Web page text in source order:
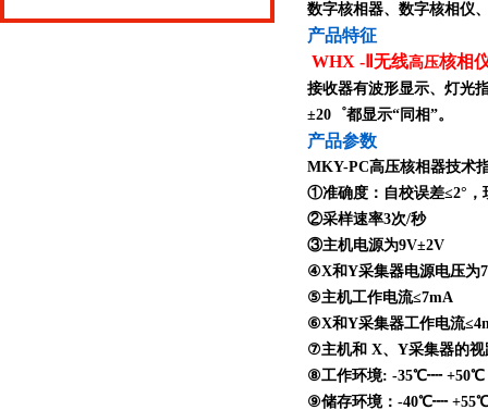
数字核相器、数字核相仪
产品特征
WHX -Ⅱ无线高压核相
接收器有波形显示、灯光
±20゜都显示“同相”。
产品参数
MKY-PC高压核相器技术
①准确度：自校误差≤2°，
②采样速率3次/秒
③主机电源为9V±2V
④X和Y采集器电源电压为
⑤主机工作电流≤7mA
⑥X和Y采集器工作电流
⑦主机和 X、Y采集器的视
⑧工作环境: -35℃┉ +50℃
⑨储存环境：-40℃┉